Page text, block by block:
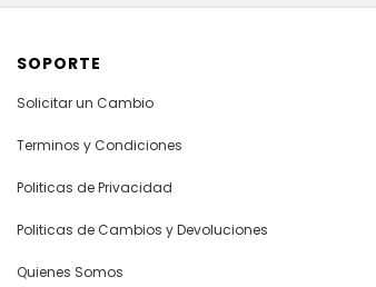
SOPORTE
Solicitar un Cambio
Terminos y Condiciones
Politicas de Privacidad
Politicas de Cambios y Devoluciones
Quienes Somos